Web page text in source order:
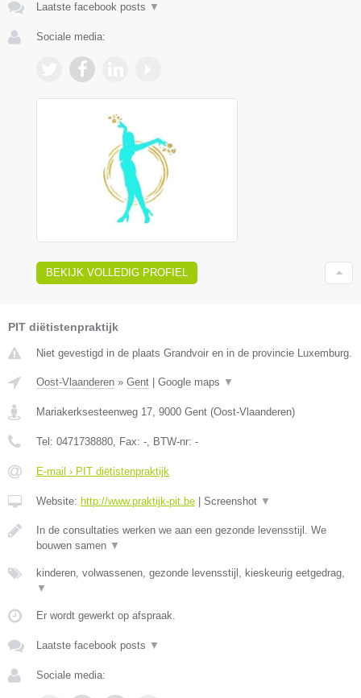
Laatste facebook posts ▼
Sociale media:
BEKIJK VOLLEDIG PROFIEL
PIT diëtistenpraktijk
Niet gevestigd in de plaats Grandvoir en in de provincie Luxemburg.
Oost-Vlaanderen » Gent Google maps ▼
Mariakerksesteenweg 17, 9000 Gent (Oost-Vlaanderen)
Tel: 0471738880, Fax: -, BTW-nr: -
E-mail › PIT diëtistenpraktijk
Website: http://www.praktijk-pit.be Screenshot ▼
In de consultaties werken we aan een gezonde levensstijl. We
bouwen samen ▼
kinderen, volwassenen, gezonde levensstijl, kieskeurig eetgedrag,
▼
Er wordt gewerkt op afspraak.
Laatste facebook posts ▼
Sociale media: